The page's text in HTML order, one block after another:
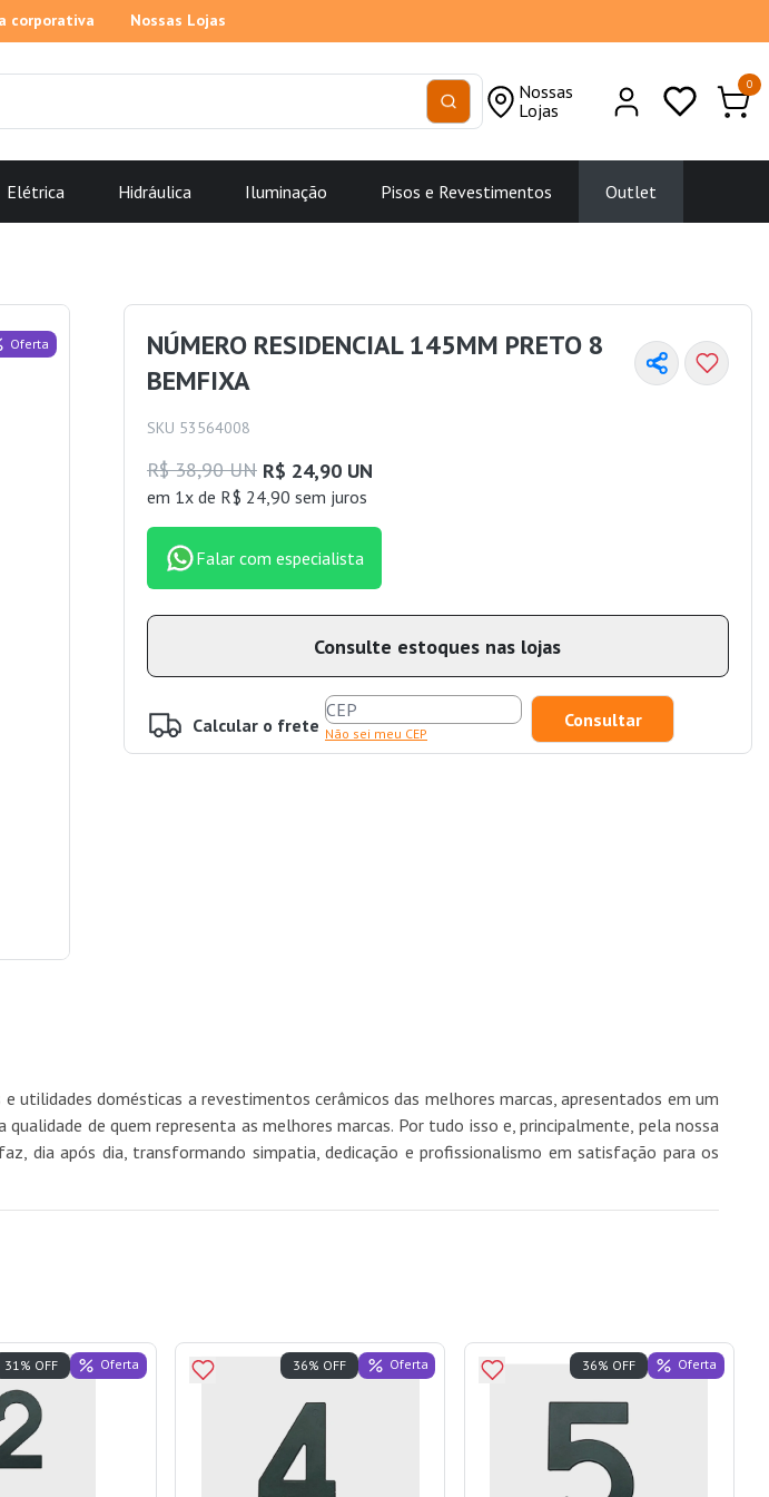
corporativa Nossas Lojas
Nossas
Lojas
0
Elétrica Hidráulica Iluminação Pisos e Revestimentos Outlet
Oferta
NÚMERO RESIDENCIAL 145MM PRETO 8
BEMFIXA
SKU 53564008
R$ 38,90 UN R$ 24,90 UN
em 1x de R$ 24,90 sem juros
Falar com especialista
Consulte estoques nas lojas
Calcular o frete Não sei meu CEP
domésticas a revestimentos cerâmicos das melhores marcas, apresentados em um
de quem representa as melhores marcas. Por tudo isso e, principalmente, pela nossa
dia após dia, transformando simpatia, dedicação e profissionalismo em satisfação para os
31% OFF Oferta 36% OFF Oferta 36% OFF Oferta